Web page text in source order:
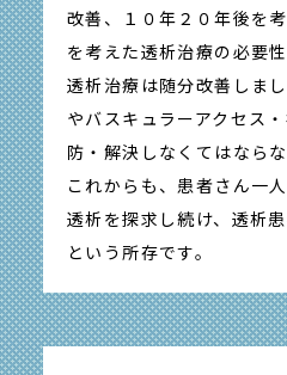
改善、１０年２０年後を
を考えた透析治療の必要
透析治療は随分改善しま
やバスキュラーアクセス
防・解決しなくてはなら
これからも、患者さん一
透析を探求し続け、透析
という所存です。